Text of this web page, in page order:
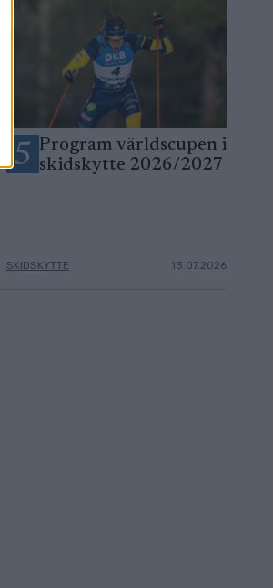
5 Program världscupen i
skidskytte 2026/2027
SKIDSKYTTE 13.07.2026